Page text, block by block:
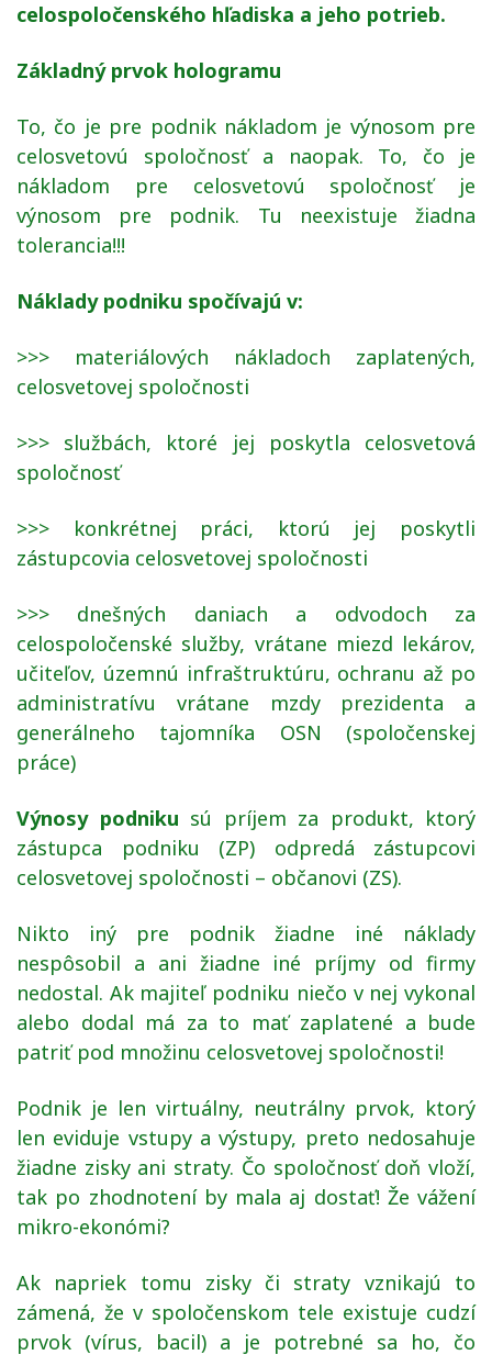
celospoločenského hľadiska a jeho potrieb.
Základný prvok hologramu
To, čo je pre podnik nákladom je výnosom pre
celosvetovú spoločnosť a naopak. To, čo je
nákladom pre celosvetovú spoločnosť je
výnosom pre podnik. Tu neexistuje žiadna
tolerancia!!!
Náklady podniku spočívajú v:
>>> materiálových nákladoch zaplatených,
celosvetovej spoločnosti
>>> službách, ktoré jej poskytla celosvetová
spoločnosť
>>> konkrétnej práci, ktorú jej poskytli
zástupcovia celosvetovej spoločnosti
>>> dnešných daniach a odvodoch za
celospoločenské služby, vrátane miezd lekárov,
učiteľov, územnú infraštruktúru, ochranu až po
administratívu vrátane mzdy prezidenta a
generálneho tajomníka OSN (spoločenskej
práce)
Výnosy podniku sú príjem za produkt, ktorý
zástupca podniku (ZP) odpredá zástupcovi
celosvetovej spoločnosti – občanovi (ZS).
Nikto iný pre podnik žiadne iné náklady
nespôsobil a ani žiadne iné príjmy od firmy
nedostal. Ak majiteľ podniku niečo v nej vykonal
alebo dodal má za to mať zaplatené a bude
patriť pod množinu celosvetovej spoločnosti!
Podnik je len virtuálny, neutrálny prvok, ktorý
len eviduje vstupy a výstupy, preto nedosahuje
žiadne zisky ani straty. Čo spoločnosť doň vloží,
tak po zhodnotení by mala aj dostať! Že vážení
mikro-ekonómi?
Ak napriek tomu zisky či straty vznikajú to
zámená, že v spoločenskom tele existuje cudzí
prvok (vírus, bacil) a je potrebné sa ho, čo